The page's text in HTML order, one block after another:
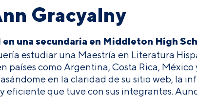
Gracyalny
una secundaria en Middleton High
estudiar una Maestría en Literatura
países como Argentina, Costa Rica,
en la claridad de su sitio web, la
eficiente que tuve con sus integrantes.